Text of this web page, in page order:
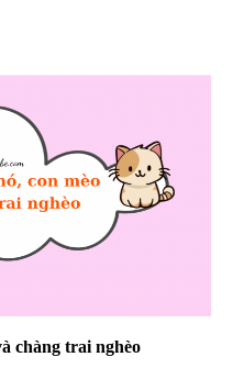
chàng trai nghèo